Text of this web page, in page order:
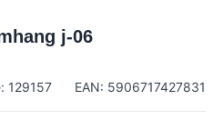
j-06
129157 EAN: 5906717427831